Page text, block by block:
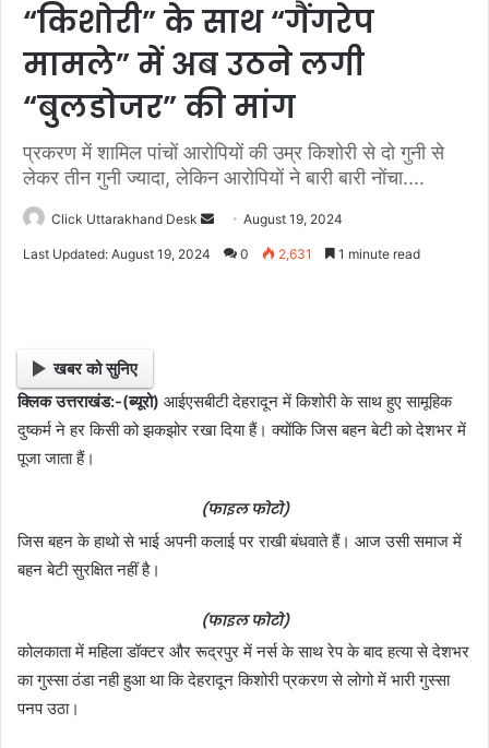
“किशोरी” के साथ “गैंगरेप
मामले” में अब उठने लगी
“बुलडोजर” की मांग
प्रकरण में शामिल पांचों आरोपियों की उम्र किशोरी से दो गुनी से
लेकर तीन गुनी ज्यादा, लेकिन आरोपियों ने बारी बारी नोंचा....
Click Uttarakhand Desk
m
a
August 19, 2024
Last Updated: August 19, 2024 0 2,631 1 minute read
खबर को सुनिए
क्लिक उत्तराखंड:-(ब्यूरो) आईएसबीटी देहरादून में किशोरी के साथ हुए सामूहिक
दुष्कर्म ने हर किसी को झकझोर रखा दिया हैं। क्योंकि जिस बहन बेटी को देशभर में
पूजा जाता हैं।
(फाइल फोटो)
जिस बहन के हाथो से भाई अपनी कलाई पर राखी बंधवाते हैं। आज उसी समाज में
बहन बेटी सुरक्षित नहीं है।
(फाइल फोटो)
कोलकाता में महिला डॉक्टर और रूद्रपुर में नर्स के साथ रेप के बाद हत्या से देशभर
का गुस्सा ठंडा नही हुआ था कि देहरादून किशोरी प्रकरण से लोगो में भारी गुस्सा
पनप उठा।